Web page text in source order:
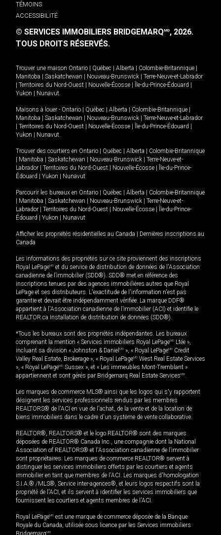
TÉMOINS
ACCESSIBILITÉ
© SERVICES IMMOBILIERS BRIDGEMARQMD, 2026.
TOUS DROITS RÉSERVÉS.
Trouver une maison Ontario | Québec | Alberta | Colombie-Britannique |
Manitoba | Saskatchewan | Nouveau-Brunswick | Terre-Neuve-et-Labrador
| Territoires du Nord-Ouest | Nouvelle-Écosse | Île-du-Prince-Édouard |
Yukon | Nunavut.
Maisons à louer - Ontario | Québec | Alberta | Colombie-Britannique |
Manitoba | Saskatchewan | Nouveau-Brunswick | Terre-Neuve-et-Labrador
| Territoires du Nord-Ouest | Nouvelle-Écosse | Île-du-Prince-Édouard |
Yukon | Nunavut.
Trouver des courtiers en Ontario | Québec | Alberta | Colombie-Britannique
| Manitoba | Saskatchewan | Nouveau-Brunswick | Terre-Neuve-et-
Labrador | Territoires du Nord-Ouest | Nouvelle-Écosse | Île-du-Prince-
Édouard | Yukon | Nunavut
Parcourir les bureaux en Ontario | Québec | Alberta | Colombie-Britannique
| Manitoba | Saskatchewan | Nouveau-Brunswick | Terre-Neuve-et-
Labrador | Territoires du Nord-Ouest | Nouvelle-Écosse | Île-du-Prince-
Édouard | Yukon | Nunavut
Afficher les propriétés résidentielles au Canada | Dernières inscriptions au
Canada
Les informations des propriétés sur ce site proviennent des inscriptions
Royal LePageMD et du service de distribution de données de l'Association
canadienne de l’immobilier (SDD®). SDD® met en référence des
inscriptions tenues par des agences immobilières autres que Royal
LePage et ses distributeurs. L'exactitude de l'information n'est pas
garantie et devrait être indépendamment vérifiée. La marque DDF®
appartient à l'Association canadienne de l’immobilier (ACI) et identifie le
REALTOR.ca Installation de distribution de données (SDD®).
*Tous les bureaux sont des propriétés indépendantes. Les bureaux
comprenant la mention « Services immobiliers Royal LePageMD Ltée »,
incluant sa division « Johnston & Daniel MD », « Royal LePageMD Credit
Valley Real Estate, Brokerage », « Royal LePageMD West Real Estate Services
», « Royal LePageMD Sussex », et « Les immeubles Mont-Tremblant »
appartiennent et sont gérés par Bridgemarq Real Estate ServicesMD.
Les marques de commerce MLS® ainsi que les logos qui s'y rapportent
désignent les services professionnels rendus par les membres
REALTORS® de l'ACI en vue de l'achat, de la vente et de la location de
biens immobiliers dans le cadre d'un système de vente collaborative.
REALTOR®, REALTORS® et le logo REALTOR® sont des marques
déposées de REALTOR® Canada Inc., une compagnie dont la National
Association of REALTORS® et l'Association canadienne de l’immobilier
sont propriétaires. Les marques de commerce REALTOR® servent à
distinguer les services immobiliers offerts par les courtiers et agents
immobilier en tant que membres de l'ACI. Les marques d'homologation
S.I.A.® /MLS®, Service inter-agences®, et leurs logos respectifs sont la
propriété de l'ACI, et ils servent à identifier les services immobiliers que
fournissent les courtiers et agents membres de l'ACI.
Royal LePageMD est une marque de commerce déposée de la Banque
Royale du Canada, utilisée sous licence par les Services immobiliers
BridgemarqMD